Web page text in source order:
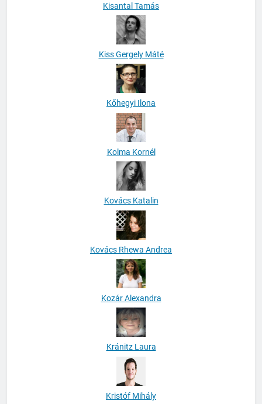
Kisantal Tamás
Kiss Gergely Máté
Kőhegyi Ilona
Kolma Kornél
Kovács Katalin
Kovács Rhewa Andrea
Kozár Alexandra
Kránitz Laura
Kristóf Mihály